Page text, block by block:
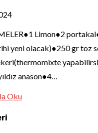
Limon●2
yeni olacak)●250 gr toz
anason●4…
Oku